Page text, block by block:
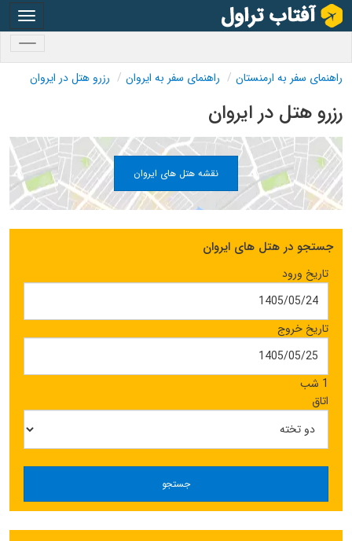
راهنمای سفر به ارمنستان راهنمای سفر به ایروان رزرو هتل در ایروان
رزرو هتل در ایروان
نقشه هتل های ایروان
جستجو در هتل های ایروان
تاریخ ورود
تاریخ خروج
1 شب
اتاق
جستجو